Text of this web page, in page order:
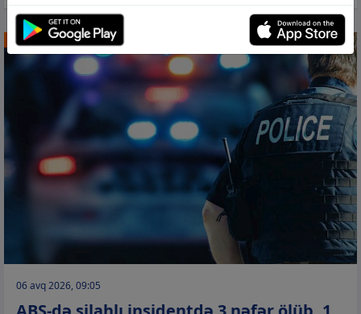
DÜNYA
06 avq 2026, 09:05